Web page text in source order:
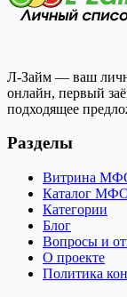
Л-Займ — ваш
онлайн, первый
подходящее
Разделы
Витрина
Каталог
Категории
Блог
Вопросы и
О проекте
Политика